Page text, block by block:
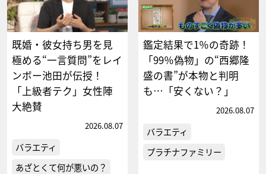
既婚・彼女持ち男を見
極める“一言質問”をレイ
ンボー池田が伝授！
「上級者テク」女性陣
大絶賛
2026.08.07
バラエティ
あざとくて何が悪いの？
鑑定結果で1％の奇跡！
「99％偽物」の“西郷隆
盛の書”が本物と判明
も…「安くない？」
2026.08.07
バラエティ
プラチナファミリー